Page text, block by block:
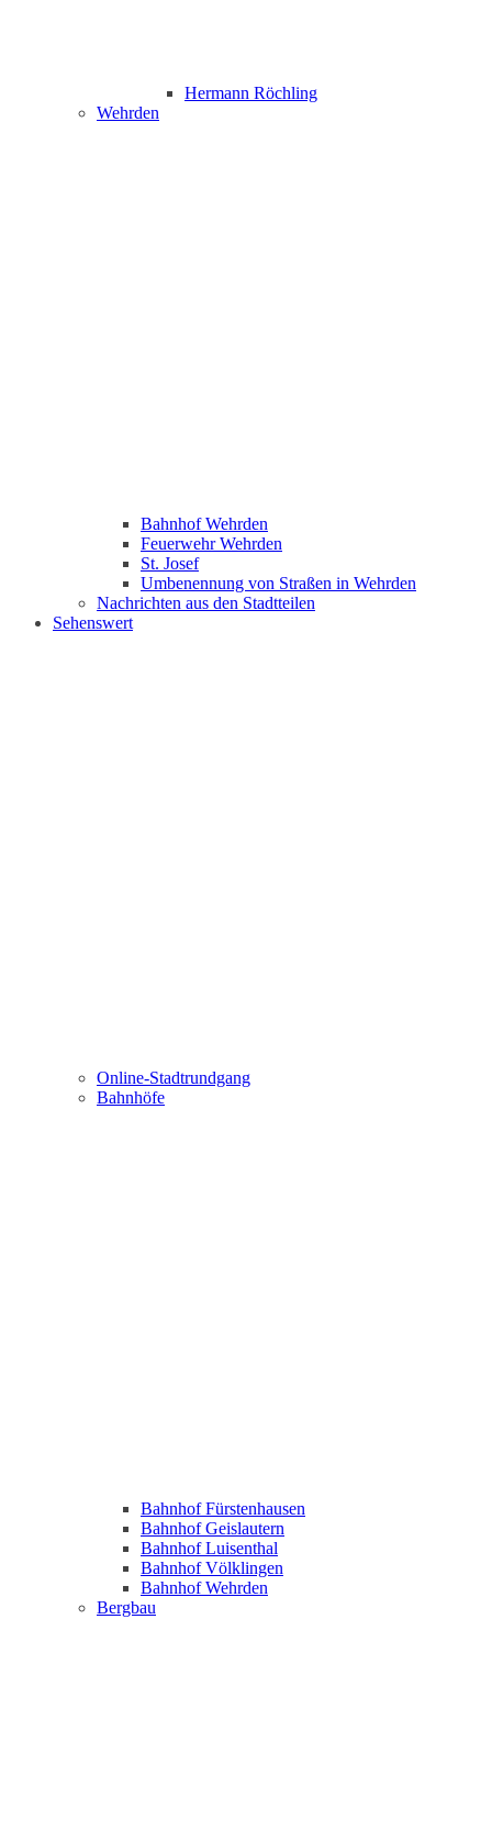
Hermann Röchling
Wehrden
Bahnhof Wehrden
Feuerwehr Wehrden
St. Josef
Umbenennung von Straßen in Wehrden
Nachrichten aus den Stadtteilen
Sehenswert
Online-Stadtrundgang
Bahnhöfe
Bahnhof Fürstenhausen
Bahnhof Geislautern
Bahnhof Luisenthal
Bahnhof Völklingen
Bahnhof Wehrden
Bergbau